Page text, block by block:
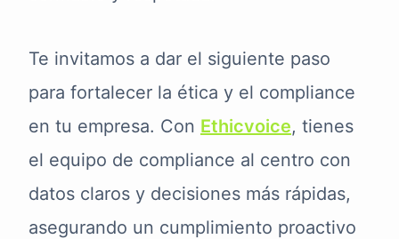
Te invitamos a dar el siguiente paso
para fortalecer la ética y el compliance
en tu empresa. Con Ethicvoice, tienes
el equipo de compliance al centro con
datos claros y decisiones más rápidas,
asegurando un cumplimiento proactivo